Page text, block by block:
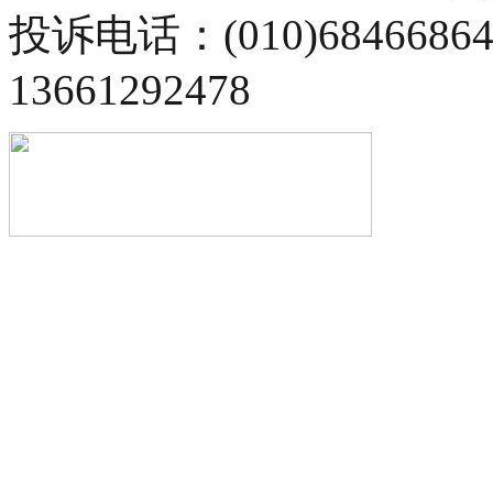
投诉电话：
13661292478